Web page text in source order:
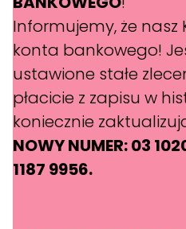
Informujemy, że nasz
konta bankowego!
ustawione stałe
płacicie z zapisu w
koniecznie
NOWY NUMER: 03
1187 9956.